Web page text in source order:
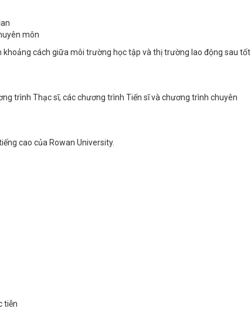
môn
cách giữa môi trường học tập và thị trường lao động sau tốt
trình Thạc sĩ, các chương trình Tiến sĩ và chương trình chuyên
cao của Rowan University.
tiễn